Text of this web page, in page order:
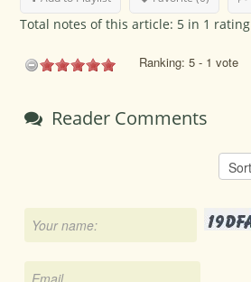
Bad content
Total notes of this article: 5 in 1 rating
Ranking:5 - 1 vote
Reader Comments